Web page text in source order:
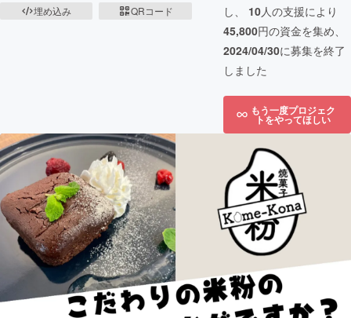
埋め込み
QRコード
し、 10人の支援により
45,800円の資金を集め、
2024/04/30に募集を終了
しました
もう一度プロジェク
トをやってほしい